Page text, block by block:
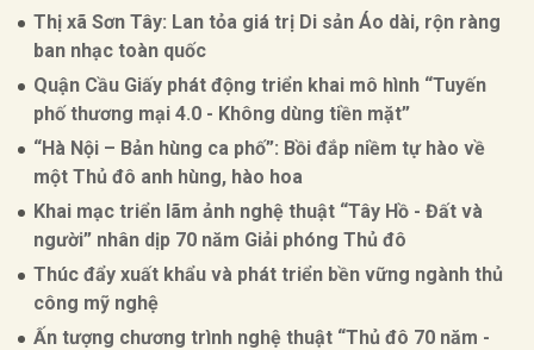
Thị xã Sơn Tây: Lan tỏa giá trị Di sản Áo dài, rộn ràng
ban nhạc toàn quốc
Quận Cầu Giấy phát động triển khai mô hình “Tuyến
phố thương mại 4.0 - Không dùng tiền mặt”
“Hà Nội – Bản hùng ca phố”: Bồi đắp niềm tự hào về
một Thủ đô anh hùng, hào hoa
Khai mạc triển lãm ảnh nghệ thuật “Tây Hồ - Đất và
người” nhân dịp 70 năm Giải phóng Thủ đô
Thúc đẩy xuất khẩu và phát triển bền vững ngành thủ
công mỹ nghệ
Ấn tượng chương trình nghệ thuật “Thủ đô 70 năm -